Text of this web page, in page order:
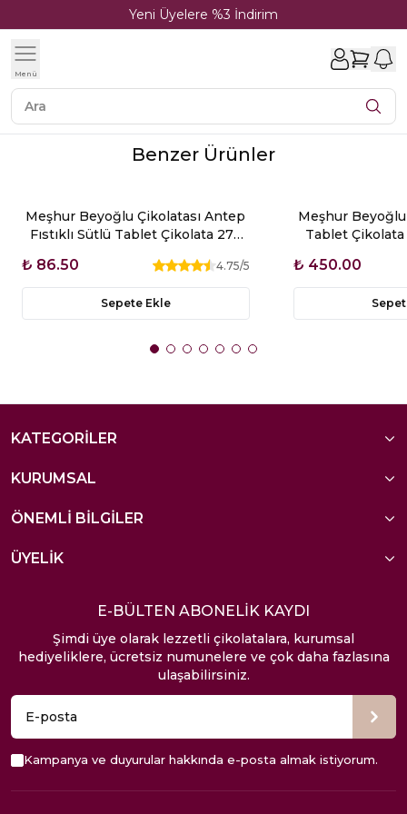
Yeni Üyelere %3 İndirim
Menü
Benzer Ürünler
Meşhur Beyoğlu Çikolatası Antep
Fıstıklı Sütlü Tablet Çikolata 27g
₺ 86.50 4.75/5
Sepete Ekle
Meşhur
Tablet
₺ 450.00
KATEGORİLER
KURUMSAL
ÖNEMLİ BİLGİLER
ÜYELİK
E-BÜLTEN ABONELİK KAYDI
Şimdi üye olarak lezzetli çikolatalara, kurumsal
hediyeliklere, ücretsiz numunelere ve çok daha fazlasına
ulaşabilirsiniz.
Kampanya ve duyurular hakkında e-posta almak istiyorum.